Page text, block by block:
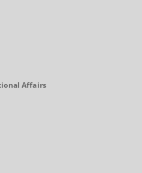
Affairs